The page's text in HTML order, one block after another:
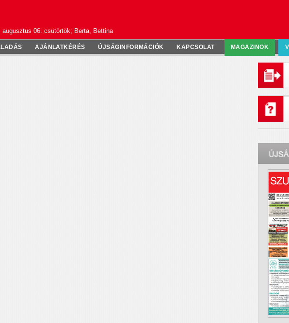
augusztus 06. csütörtök; Berta, Bettina
AJÁNLATKÉRÉS ÚJSÁGINFORMÁCIÓK KAPCSOLAT MAGAZINOK